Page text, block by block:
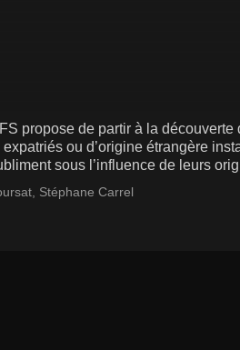
propose de partir à la
ou d’origine étrangère
sous l’influence de leurs
Stéphane Carrel